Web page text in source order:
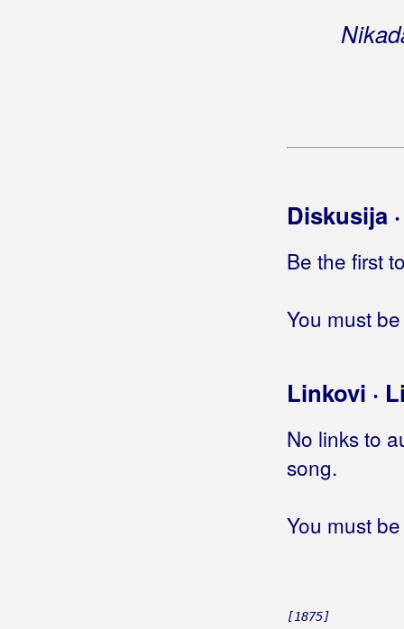
Diskusija
Be the first
You must
Linkovi ·
No links to
song.
You must
[1875]